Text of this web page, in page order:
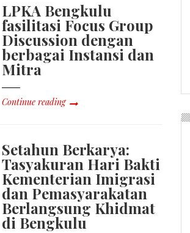
LPKA Bengkulu
fasilitasi Focus Group
Discussion dengan
berbagai Instansi dan
Mitra
Continue reading
Setahun Berkarya:
Tasyakuran Hari Bakti
Kementerian Imigrasi
dan Pemasyarakatan
Berlangsung Khidmat
di Bengkulu